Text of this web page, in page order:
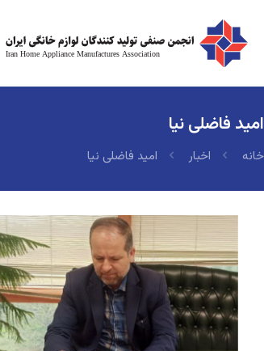
امید فاضلی نیا
خانه اخبار امید فاضلی نیا